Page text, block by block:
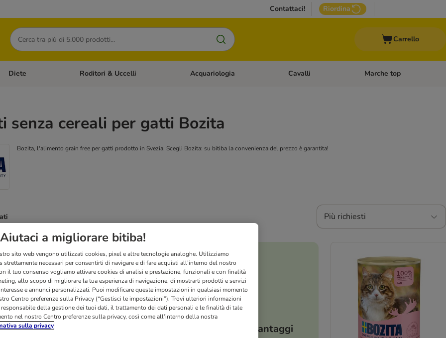
Contattaci! Riordina
Cerca
Carrello
Apri Menù Categoria: Cani
Diete Apri Menù Categoria: Diete
Roditori & Uccelli Apri Menù Categoria: Roditori & Uccelli
Acquariologia Apri Menù Categoria: Acquariologia
Cavalli Apri Menù Categoria: Cavalli
Marche top
senza cereali per gatti Bozita
Bozita, l'alimento grain free per gatti prodotto in Svezia. Scegli Bozita: su bitiba la convenienza del prezzo è garantita!
Più richiesti
I tuoi vantaggi
Aiutaci a migliorare bitiba!
sito web vengono utilizzati cookies, pixel e altre tecnologie analoghe. Utilizziamo
strettamente necessari per consentirti di navigare e di fare acquisti all’interno del nostro
il tuo consenso vogliamo attivare cookies di analisi e prestazione, funzionali e con finalità
allo scopo di migliorare la tua esperienza di navigazione, di mostrarti prodotti e servizi
e annunci personalizzati. Puoi modificare queste impostazioni in qualsiasi momento
Centro preferenze sulla Privacy (“Gestisci le impostazioni”). Trovi ulteriori informazioni
della gestione dei tuoi dati, il trattamento dei dati personali e le finalità di tale
nel nostro Centro preferenze sulla privacy, così come all’interno della nostra
sulla privacy